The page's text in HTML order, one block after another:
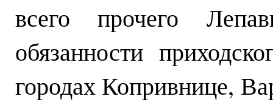
всего прочего
обязанности
городах Копривнице,